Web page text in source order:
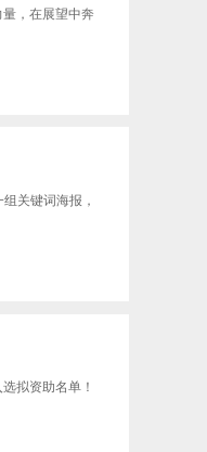
，在展望中奔
关键词海报，
拟资助名单！